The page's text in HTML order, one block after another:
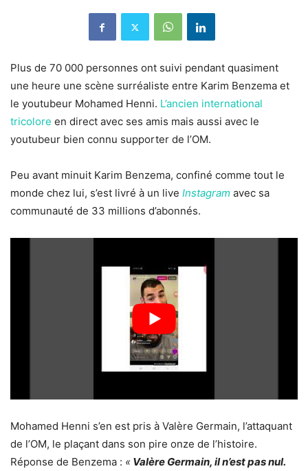
Plus de 70 000 personnes ont suivi pendant quasiment
une heure une scène surréaliste entre Karim Benzema et
le youtubeur Mohamed Henni. L’ancien international
tricolore en direct avec ses amis mais aussi avec le
youtubeur bien connu supporter de l’OM.
Peu avant minuit Karim Benzema, confiné comme tout le
monde chez lui, s’est livré à un live Instagram avec sa
communauté de 33 millions d’abonnés.
Mohamed Henni s’en est pris à Valère Germain, l’attaquant
de l’OM, le plaçant dans son pire onze de l’histoire.
Réponse de Benzema : « Valère Germain, il n’est pas nul.